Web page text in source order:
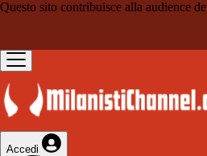
Questo sito contribuisce alla audience de
Accedi